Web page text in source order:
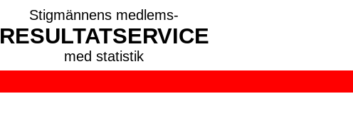
Stigmännens medlems-
RESULTATSERVICE
med statistik